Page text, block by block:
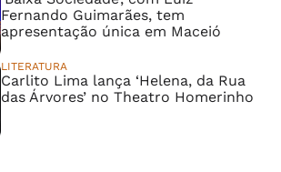
Fernando Guimarães, tem
apresentação única em Maceió
LITERATURA
Carlito Lima lança ‘Helena, da Rua
das Árvores’ no Theatro Homerinho